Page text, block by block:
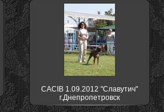
CACIB 1.09.2012 "Славутич"
г.Днепропетровск